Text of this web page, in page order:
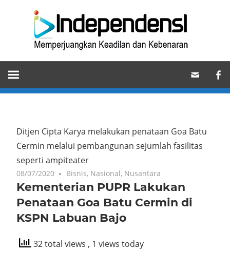
Memperjuangkan
Keadilan
dan
Ditjen Cipta Karya melakukan penataan Goa Batu
Cermin melalui pembangunan sejumlah fasilitas
seperti ampiteater
08/07/2020 Bisnis, Nasional, Nusantara
Kementerian PUPR Lakukan
Penataan Goa Batu Cermin di
KSPN Labuan Bajo
32 total views , 1 views today